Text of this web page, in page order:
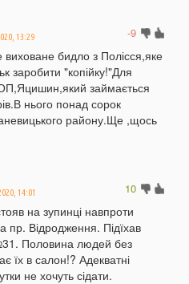
-9
13:29
виховане бидло з Полісся,яке
заробити "копійку!"Для
займається
нього понад сорок
району.Ще ,щось
10
14:01
на зупинці навпроти
пр. Відродження. Підїхав
Половина людей без
їх в салон!? Адекватні
не хочуть сідати.